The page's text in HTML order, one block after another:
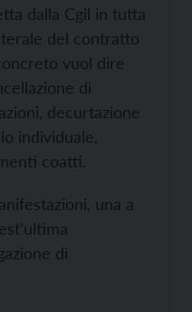
dalla Cgil in tutta
del contratto
vuol dire
di
decurtazione
individuale,
coatti.
una a
di